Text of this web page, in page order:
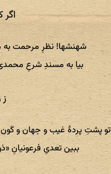
شهنشها! نظرِ مرحمت به
بیا به مسندِ شرعِ
تو پشتِ پردهٔ غیب و جهان و
ببین تعدیِ فرعونیانِ